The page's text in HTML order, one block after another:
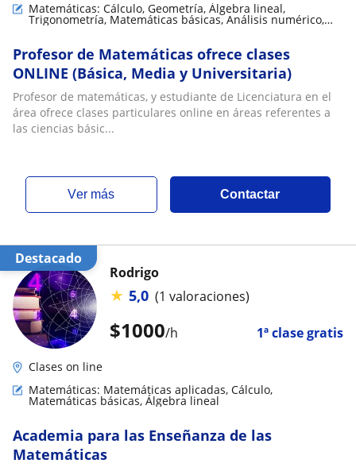
Matemáticas: Cálculo, Geometría, Álgebra lineal,
Trigonometría, Matemáticas básicas, Análisis numérico,
Matemáticas aplicadas, Teoría de números
Profesor de Matemáticas ofrece clases
ONLINE (Básica, Media y Universitaria)
Profesor de matemáticas, y estudiante de Licenciatura en el
área ofrece clases particulares online en áreas referentes a
las ciencias básic...
ver más Contactar
Destacado
$1000/h 1ª clase gratis
Rodrigo
★ 5,0 (1 valoraciones)
Clases on line
Matemáticas: Matemáticas aplicadas, Cálculo,
Matemáticas básicas, Álgebra lineal
Academia para las Enseñanza de las
Matemáticas